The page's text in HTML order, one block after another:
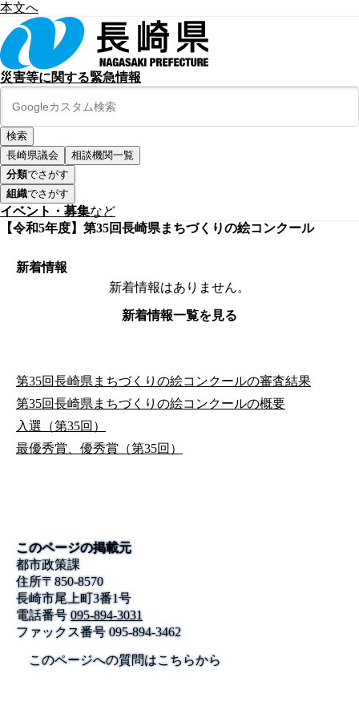
本文へ
災害等に関する緊急情報
長崎県議会
相談機関一覧
分類でさがす
組織でさがす
イベント・募集など
【令和5年度】第35回長崎県まちづくりの絵コンクール
新着情報
新着情報はありません。
新着情報一覧を見る
第35回長崎県まちづくりの絵コンクールの審査結果
第35回長崎県まちづくりの絵コンクールの概要
入選（第35回）
最優秀賞、優秀賞（第35回）
このページの掲載元
都市政策課
住所〒850-8570
長崎市尾上町3番1号
電話番号 095-894-3031
ファックス番号095-894-3462
このページへの質問はこちらから